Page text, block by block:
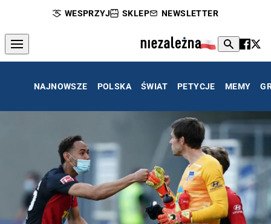
WESPRZYJ SKLEP NEWSLETTER
NAJNOWSZE POLSKA ŚWIAT PETYCJE MEMY